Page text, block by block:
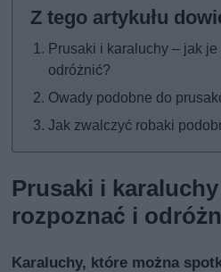
Prusaki i karaluchy – jak
odróżnić?
Owady podobne do
Jak zwalczyć robaki
Prusaki i
rozpoznać i
Karaluchy, które można